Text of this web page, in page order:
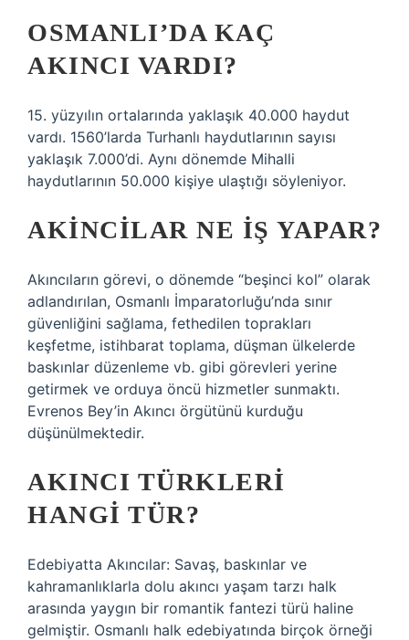
OSMANLI’DA KAÇ
AKINCI VARDI?
15. yüzyılın ortalarında yaklaşık 40.000 haydut
vardı. 1560’larda Turhanlı haydutlarının sayısı
yaklaşık 7.000’di. Aynı dönemde Mihalli
haydutlarının 50.000 kişiye ulaştığı söyleniyor.
AKINCILAR NE IŞ YAPAR?
Akıncıların görevi, o dönemde “beşinci kol” olarak
adlandırılan, Osmanlı İmparatorluğu’nda sınır
güvenliğini sağlama, fethedilen toprakları
keşfetme, istihbarat toplama, düşman ülkelerde
baskınlar düzenleme vb. gibi görevleri yerine
getirmek ve orduya öncü hizmetler sunmaktı.
Evrenos Bey’in Akıncı örgütünü kurduğu
düşünülmektedir.
AKINCI TÜRKLERI
HANGI TÜR?
Edebiyatta Akıncılar: Savaş, baskınlar ve
kahramanlıklarla dolu akıncı yaşam tarzı halk
arasında yaygın bir romantik fantezi türü haline
gelmiştir. Osmanlı halk edebiyatında birçok örneği